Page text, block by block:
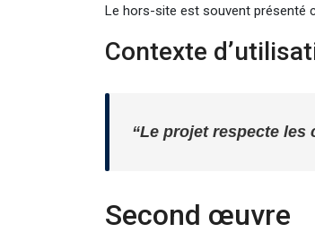
Le hors-site est souvent présenté
Contexte
“Le projet respecte les
Second œuvre